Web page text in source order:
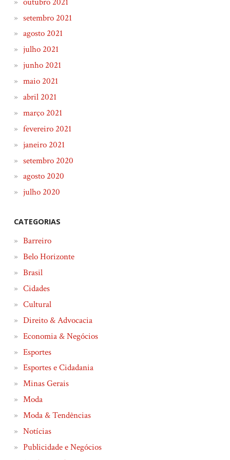
setembro 2021
agosto 2021
julho 2021
junho 2021
maio 2021
abril 2021
março 2021
fevereiro 2021
janeiro 2021
setembro 2020
agosto 2020
julho 2020
CATEGORIAS
Barreiro
Belo Horizonte
Brasil
Cidades
Cultural
Direito & Advocacia
Economia & Negócios
Esportes
Esportes e Cidadania
Minas Gerais
Moda
Moda & Tendências
Notícias
Publicidade e Negócios